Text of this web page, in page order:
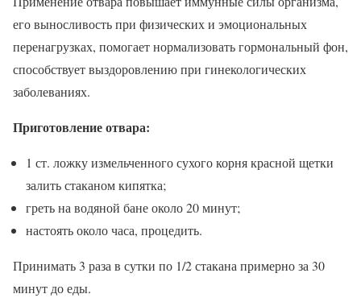
его выносливость при физических и эмоциональных
перенагрузках, помогает нормализовать гормональный фон,
способствует выздоровлению при гинекологических
заболеваниях.
Приготовление отвара:
1 ст. ложку измельченного сухого корня красной щетки
залить стаканом кипятка;
греть на водяной бане около 20 минут;
настоять около часа, процедить.
Принимать 3 раза в сутки по 1/2 стакана примерно за 30
минут до еды.